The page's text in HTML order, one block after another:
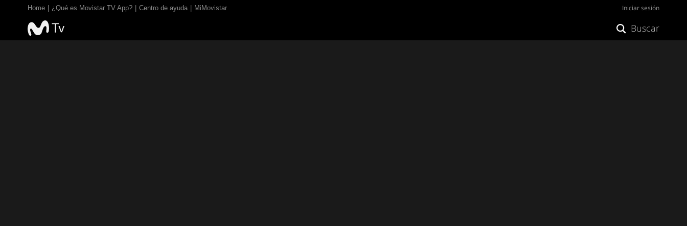
Home ¿Qué es Movistar TV App? Centro de ayuda MiMovistar Iniciar sesión
Buscar